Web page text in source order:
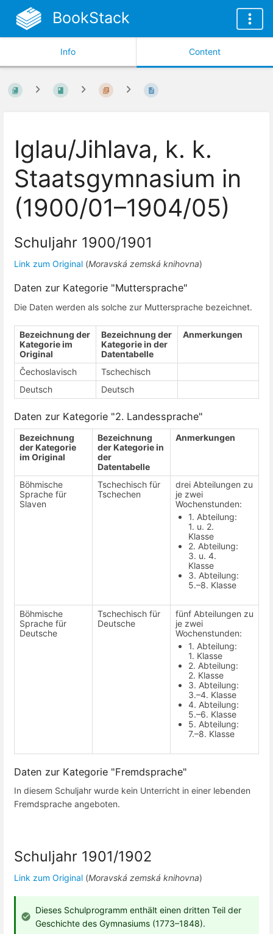
BookStack
Info Content
Iglau/Jihlava, k. k.
Staatsgymnasium in
(1900/01–1904/05)
Schuljahr 1900/1901
Link zum Original (Moravská zemská knihovna)
Daten zur Kategorie "Muttersprache"
Die Daten werden als solche zur Muttersprache bezeichnet.
Bezeichnung der
Kategorie im
Original
Bezeichnung der
Kategorie in der
Datentabelle
Anmerkungen
Čechoslavisch
Tschechisch
Deutsch
Deutsch
Daten zur Kategorie "2. Landessprache"
Bezeichnung
der Kategorie
im Original
Bezeichnung
der Kategorie in
der
Datentabelle
Anmerkungen
Böhmische
Sprache für
Slaven
Tschechisch für
Tschechen
drei Abteilungen zu
je zwei
Wochenstunden:
1. Abteilung:
1. u. 2.
Klasse
2. Abteilung:
3. u. 4.
Klasse
3. Abteilung:
5.–8. Klasse
Böhmische
Sprache für
Deutsche
Tschechisch für
Deutsche
fünf Abteilungen zu
je zwei
Wochenstunden:
1. Abteilung:
1. Klasse
2. Abteilung:
2. Klasse
3. Abteilung:
3.–4. Klasse
4. Abteilung:
5.–6. Klasse
5. Abteilung:
7.–8. Klasse
Daten zur Kategorie "Fremdsprache"
In diesem Schuljahr wurde kein Unterricht in einer lebenden
Fremdsprache angeboten.
Schuljahr 1901/1902
Link zum Original (Moravská zemská knihovna)
Dieses Schulprogramm enthält einen dritten Teil der
Geschichte des Gymnasiums (1773–1848).